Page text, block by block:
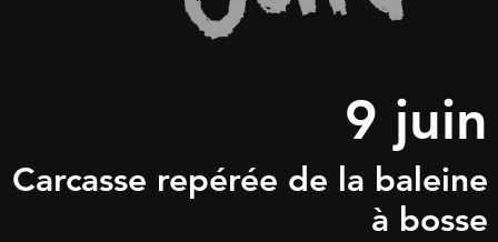
9 juin
Carcasse repérée de la baleine
à bosse